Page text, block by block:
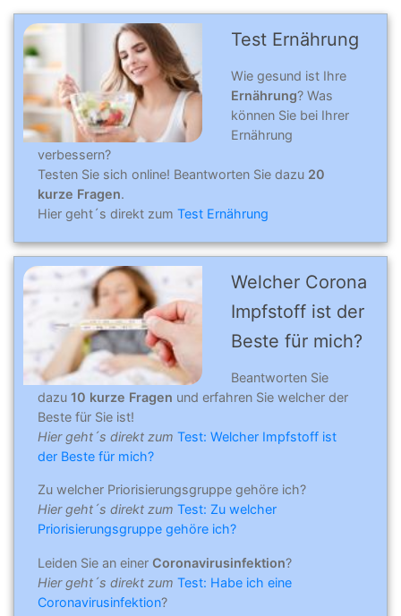
Test Ernährung
Wie gesund ist Ihre
Ernährung? Was
können Sie bei Ihrer
Ernährung
verbessern?
Testen Sie sich online! Beantworten Sie dazu 20
kurze Fragen.
Hier geht´s direkt zum Test Ernährung
Welcher Corona
Impfstoff ist der
Beste für mich?
Beantworten Sie
dazu 10 kurze Fragen und erfahren Sie welcher der
Beste für Sie ist!
Hier geht´s direkt zum Test: Welcher Impfstoff ist
der Beste für mich?
Zu welcher Priorisierungsgruppe gehöre ich?
Hier geht´s direkt zum Test: Zu welcher
Priorisierungsgruppe gehöre ich?
Leiden Sie an einer Coronavirusinfektion?
Hier geht´s direkt zum Test: Habe ich eine
Coronavirusinfektion?